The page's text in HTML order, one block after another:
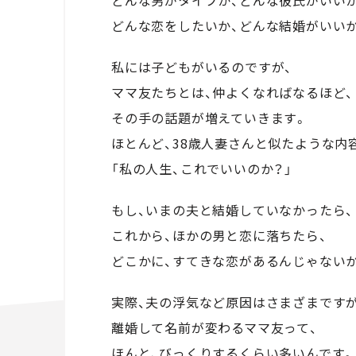
どんな恋をしたいか、どんな結婚がいいか
私には子どもがいるのですが、
ママ友たちとは、仲よくなればなるほど、
その手の話題が増えていきます。
ほとんど、38歳人妻さんと似たような内
「私の人生、これでいいのか？」
もし、いまの夫と結婚していなかったら、
これから、ほかの男と恋に落ちたら、
どこかに、すてきな恋があるんじゃないか
実際、夫の浮気など原因はさまざまですが
離婚して名前が変わるママ友って、